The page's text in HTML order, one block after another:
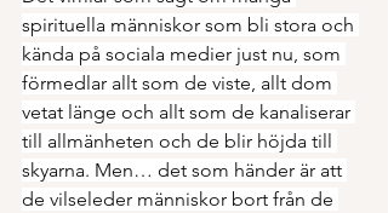
spirituella människor som bli stora och
kända på sociala medier just nu, som
förmedlar allt som de viste, allt dom
vetat länge och allt som de kanaliserar
till allmänheten och de blir höjda till
skyarna. Men… det som händer är att
de vilseleder människor bort från de